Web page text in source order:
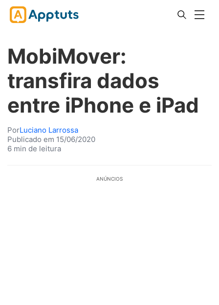
MobiMover:
transfira dados
entre iPhone e iPad
PorLuciano Larrossa
Publicado em 15/06/2020
6 min de leitura
ANÚNCIOS